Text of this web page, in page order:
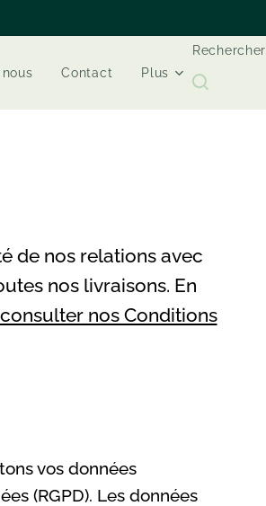
Contact Plus
Rechercher
de nos relations avec
nos livraisons. En
nos Conditions
vos données
(RGPD). Les données